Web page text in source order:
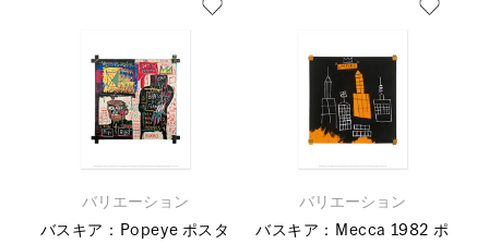
バリエーション
バスキア：Popeye ポスタ
バリエーション
バスキア：Mecca 1982 ポ